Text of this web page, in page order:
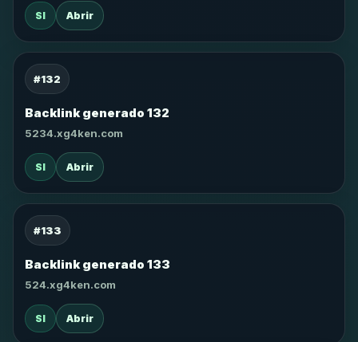
SI Abrir
#132
Backlink generado 132
5234.xg4ken.com
SI Abrir
#133
Backlink generado 133
524.xg4ken.com
SI Abrir